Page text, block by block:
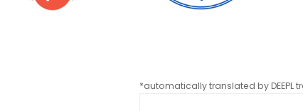
*automatically translated by DEEPL